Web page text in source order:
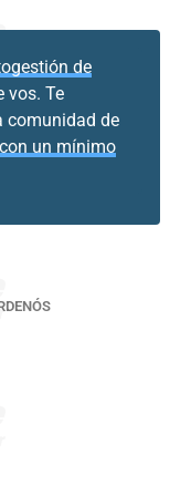
de
vos. Te
comunidad de
un mínimo